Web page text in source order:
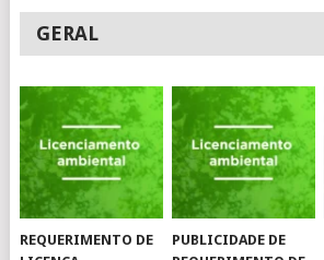
GERAL
REQUERIMENTO DE
PUBLICIDADE DE